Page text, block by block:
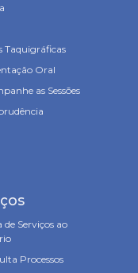
Taquigráficas
Oral
as Sessões
de Serviços ao
Processos